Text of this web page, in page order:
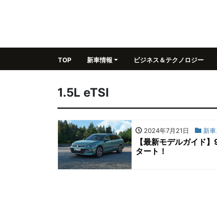
TOP 新車情報 ビジネス＆テクノロジー
1.5L eTSI
2024年7月21日 新車
【最新モデルガイド
タート！